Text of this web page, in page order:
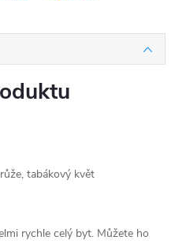
tabákový květ
rychle celý byt. Můžete ho